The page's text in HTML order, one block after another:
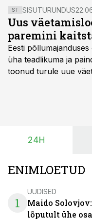
ST SISUTURUNDUS
Uus
paremini
Eesti
üha teadlikuma ja
toonud turule uue
24H
ENIMLOETUD
1
UUDISED
Maido
lõputult ühe